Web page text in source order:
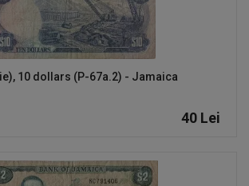
10 dollars (P-67a.2) - Jamaica
40 Lei